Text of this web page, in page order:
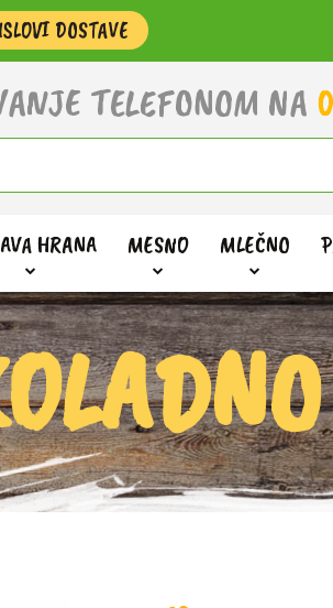
DOSTAVE
TELEFONOM NA
HRANA MESNO MLEČNO